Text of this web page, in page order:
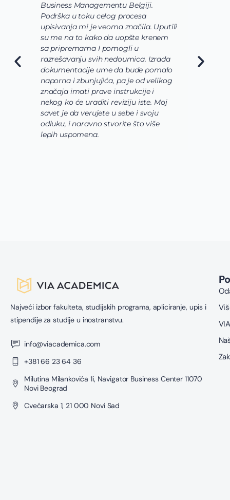
Business Managementu Belgiji.
Podrška u toku celog procesa
upisivanja mi je veoma značila. Uputili
su me na to kako da uopšte krenem
sa pripremama I pomogli u
razrešavanju svih nedoumica. Izrada
dokumentacije ume da bude pomalo
naporna i zbunjujića, pa je od velikog
značaja imati prave instrukcije i
nekog ko će uraditi reviziju iste. Moj
savet je da verujete u sebe i svoju
odluku, i naravno stvorite što više
lepih uspomena.
Najveći izbor fakulteta, studijskih programa, apliciranje, upis i
stipendije za studije u inostranstvu.
info@viacademica.com
+381 66 23 64 36
Milutina Milankovića 1i, Navigator Business Center 11070
Novi Beograd
Cvećarska 1, 21 000 Novi Sad